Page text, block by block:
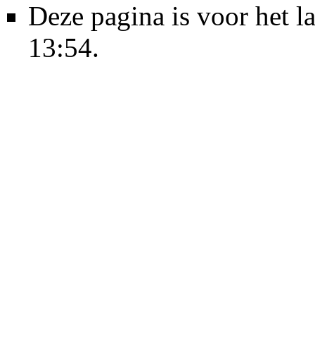
Deze pagina is voor het
13:54.